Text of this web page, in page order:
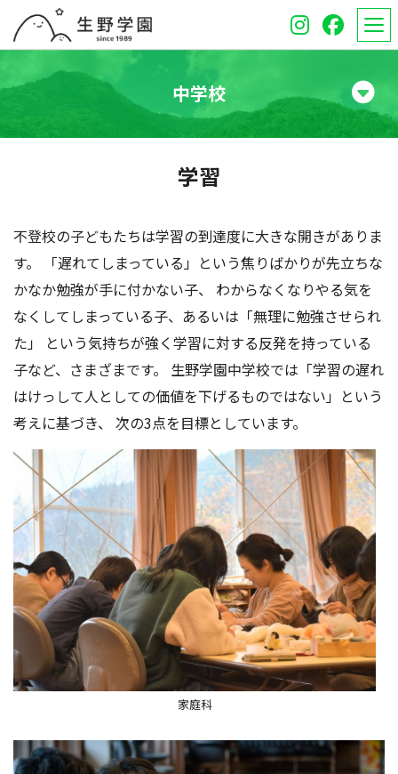
学校紹介
中学校
オープンスクール
保護者のみなさんへ
受験生のみなさんへ
アクセス
中学校
学習
不登校の子どもたちは学習の到達度に大きな開きがありま
す。 「遅れてしまっている」という焦りばかりが先立ちな
かなか勉強が手に付かない子、 わからなくなりやる気を
なくしてしまっている子、あるいは「無理に勉強させられ
た」 という気持ちが強く学習に対する反発を持っている
子など、さまざまです。 生野学園中学校では「学習の遅れ
はけっして人としての価値を下げるものではない」という
考えに基づき、 次の3点を目標としています。
家庭科